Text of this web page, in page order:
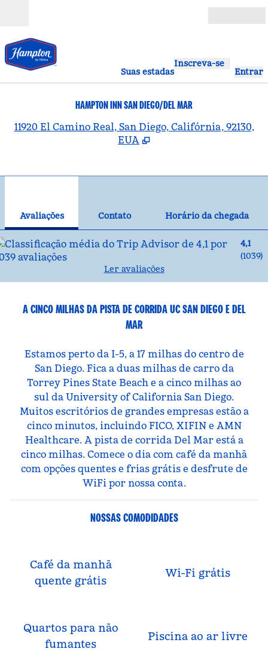
Suas estadas
Inscreva-se
Entrar
HAMPTON INN SAN DIEGO/DEL MAR
11920 El Camino Real, San Diego, Califórnia, 92130,
EUA
Avaliações Contato
Horário da chegada
4,1
(1039)
Ler avaliações
A CINCO MILHAS DA PISTA DE CORRIDA UC SAN DIEGO E DEL
MAR
Estamos perto da I-5, a 17 milhas do centro de
San Diego. Fica a duas milhas de carro da
Torrey Pines State Beach e a cinco milhas ao
sul da University of California San Diego.
Muitos escritórios de grandes empresas estão a
cinco minutos, incluindo FICO, XIFIN e AMN
Healthcare. A pista de corrida Del Mar está a
cinco milhas. Comece o dia com café da manhã
com opções quentes e frias grátis e desfrute de
WiFi por nossa conta.
NOSSAS COMODIDADES
Café da manhã
quente grátis
Wi-Fi grátis
Quartos para não
fumantes
Piscina ao ar livre